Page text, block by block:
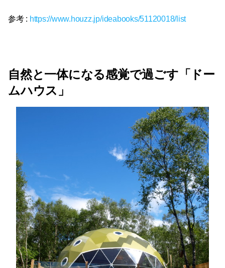
参考 : https://www.houzz.jp/ideabooks/51120018/list
自然と一体になる感覚で過ごす「ドー
ムハウス」